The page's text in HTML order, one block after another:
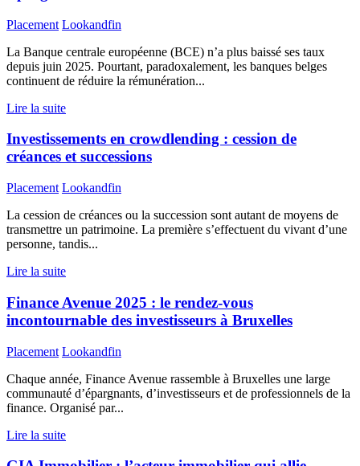
Placement Lookandfin
La Banque centrale européenne (BCE) n’a plus baissé ses taux
depuis juin 2025. Pourtant, paradoxalement, les banques belges
continuent de réduire la rémunération...
Lire la suite
Investissements en crowdlending : cession de
créances et successions
Placement Lookandfin
La cession de créances ou la succession sont autant de moyens de
transmettre un patrimoine. La première s’effectuent du vivant d’une
personne, tandis...
Lire la suite
Finance Avenue 2025 : le rendez-vous
incontournable des investisseurs à Bruxelles
Placement Lookandfin
Chaque année, Finance Avenue rassemble à Bruxelles une large
communauté d’épargnants, d’investisseurs et de professionnels de la
finance. Organisé par...
Lire la suite